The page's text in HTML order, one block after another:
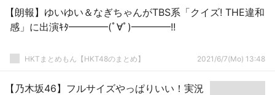
【朗報】ゆいゆい＆なぎちゃんがTBS系「クイズ! THE違和
感」に出演ｷﾀ━━━━(ﾟ∀ﾟ)━━━━!!
HKTまとめもん【HKT48のまとめ】 2021/6/7(Mo) 13:48
【乃木坂46】フルサイズやっぱりいい！実況